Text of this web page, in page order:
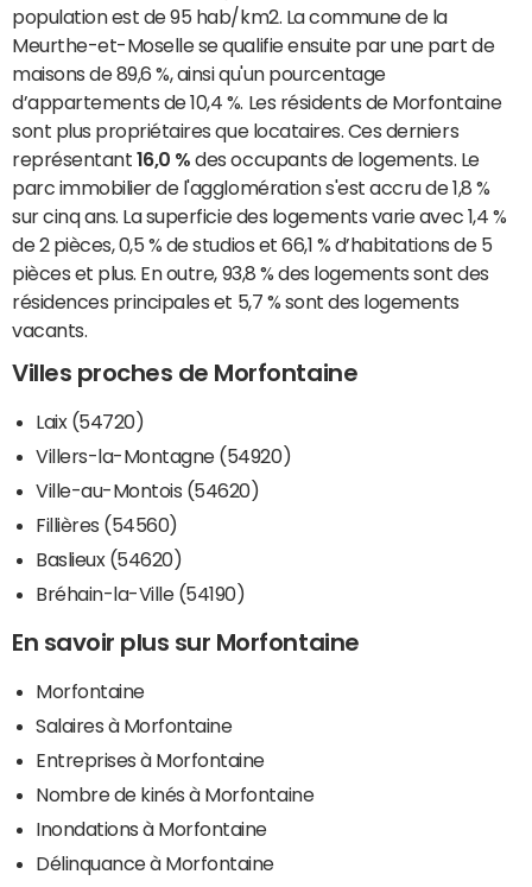
population est de 95 hab/km2. La commune de la
Meurthe-et-Moselle se qualifie ensuite par une part de
maisons de 89,6 %, ainsi qu'un pourcentage
d’appartements de 10,4 %. Les résidents de Morfontaine
sont plus propriétaires que locataires. Ces derniers
représentant 16,0 % des occupants de logements. Le
parc immobilier de l'agglomération s'est accru de 1,8 %
sur cinq ans. La superficie des logements varie avec 1,4 %
de 2 pièces, 0,5 % de studios et 66,1 % d’habitations de 5
pièces et plus. En outre, 93,8 % des logements sont des
résidences principales et 5,7 % sont des logements
vacants.
Villes proches de Morfontaine
Laix (54720)
Villers-la-Montagne (54920)
Ville-au-Montois (54620)
Fillières (54560)
Baslieux (54620)
Bréhain-la-Ville (54190)
En savoir plus sur Morfontaine
Morfontaine
Salaires à Morfontaine
Entreprises à Morfontaine
Nombre de kinés à Morfontaine
Inondations à Morfontaine
Délinquance à Morfontaine